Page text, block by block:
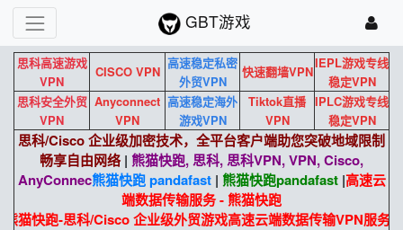
GBT游戏
思科高速游戏
VPN
CISCO VPN
高速稳定私密
外贸VPN
快速翻墙VPN
IEPL游戏专线
稳定VPN
思科安全外贸
VPN
Anyconnect
VPN
高速稳定海外
游戏VPN
Tiktok直播
VPN
IPLC游戏专线
稳定VPN
思科/Cisco 企业级加密技术，全平台客户端助您突破地域限制
畅享自由网络 | 熊猫快跑, 思科, 思科VPN, VPN, Cisco,
AnyConnec熊猫快跑 pandafast| 熊猫快跑pandafast|高速云
端数据传输服务 - 熊猫快跑
熊猫快跑-思科/Cisco 企业级外贸游戏高速云端数据传输VPN服务